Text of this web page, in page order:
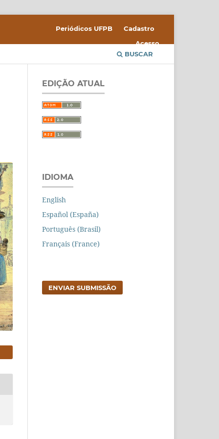
BUSCAR
Periódicos UFPB
Cadastro
Acesso
EDIÇÃO ATUAL
IDIOMA
English
Español (España)
Português (Brasil)
Français (France)
ENVIAR SUBMISSÃO